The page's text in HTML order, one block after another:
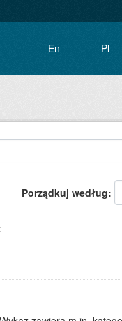
En Pl
Porządkuj według